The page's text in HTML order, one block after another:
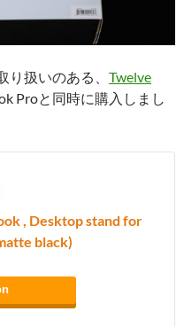
り扱いのある、 Twelve
Proと同時に購入しまし
, Desktop stand for
black)